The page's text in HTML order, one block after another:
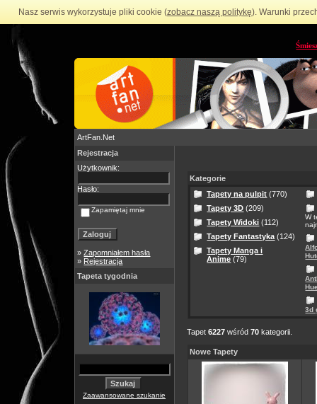
Nasz serwis wykorzystuje pliki cookie (zobacz naszą politykę). Warunki
ArtFan.Net
Rejestracja
Użytkownik:
Hasło:
Zapamiętaj mnie
»Zapomniałem hasła
» Rejestracja
Tapeta tygodnia
Zaawansowane szukanie
Kategorie
Tapety na pulpit (770)
Tapety 3D (209)
Tapety Widoki (112)
Tapety Fantastyka (124)
Tapety Manga i
Anime (79)
W
3d
Tapet6227 wśród70 kategorii.
Nowe Tapety